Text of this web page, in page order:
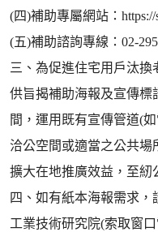
(四)補助專屬網站：https://
(五)補助諮詢專線：02-
三、為促進住宅用戶汰
供旨揭補助海報及宣傳標
間，運用既有宣傳管道(
洽公空間或適當之公共場
擴大在地推廣效益，至紉
四、如有紙本海報需求
工業技術研究院(索取窗口